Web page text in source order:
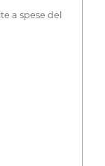
a spese del